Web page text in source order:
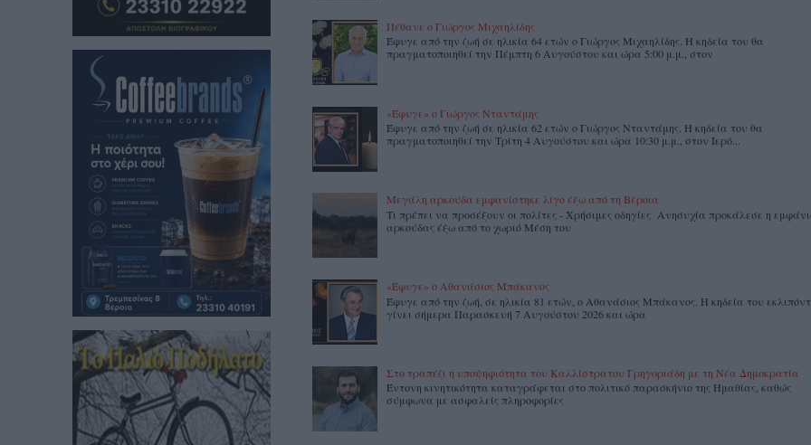
Πέθανε ο Γιώργος Μιχαηλίδης
Έφυγε από την ζωή σε ηλικία 64 ετών ο Γιώργος Μιχαηλίδης. Η κηδεία του θα
πραγματοποιηθεί την Πέμπτη 6 Αυγούστου και ώρα 5:00 μ.μ., στον
«Έφυγε» ο Γιώργος Νταντάμης
Έφυγε από την ζωή σε ηλικία 62 ετών ο Γιώργος Νταντάμης. Η κηδεία του θα
πραγματοποιηθεί την Τρίτη 4 Αυγούστου και ώρα 10:30 μ.μ., στον Ιερό...
Μεγάλη αρκούδα εμφανίστηκε λίγο έξω από τη Βέροια
Τι πρέπει να προσέξουν οι πολίτες - Χρήσιμες οδηγίες Ανησυχία προκάλεσε η
αρκούδας έξω από το χωριό Μέση του
«Έφυγε» ο Αθανάσιος Μπάκανος
Έφυγε από την ζωή, σε ηλικία 81 ετών, ο Αθανάσιος Μπάκανος. Η κηδεία του
γίνει σήμερα Παρασκευή 7 Αυγούστου 2026 και ώρα
Στο τραπέζι η υποψηφιότητα του Καλλίστρατου Γρηγοριάδη με τη Νέα Δημοκρατία
Έντονη κινητικότητα καταγράφεται στο πολιτικό παρασκήνιο της Ημαθίας, καθώς
σύμφωνα με ασφαλείς πληροφορίες